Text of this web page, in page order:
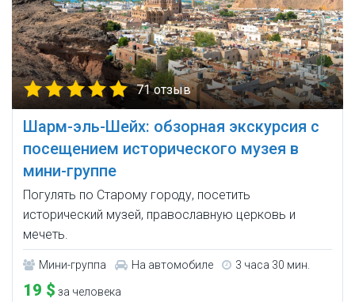
71 отзыв
Шарм-эль-Шейх: обзорная экскурсия с
посещением исторического музея в
мини-группе
Погулять по Старому городу, посетить
исторический музей, православную церковь и
мечеть.
Мини-группа На автомобиле 3 часа 30 мин.
19 $ за человека